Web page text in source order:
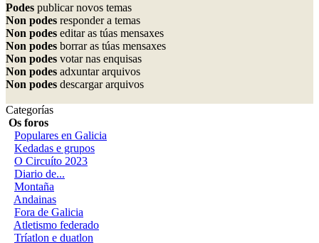
Podes publicar novos temas
Non podes responder a temas
Non podes editar as túas mensaxes
Non podes borrar as túas mensaxes
Non podes votar nas enquisas
Non podes adxuntar arquivos
Non podes descargar arquivos
Categorías
Os foros
Populares en Galicia
Kedadas e grupos
O Circuíto 2023
Diario de...
Montaña
Andainas
Fora de Galicia
Atletismo federado
Tríatlon e duatlon